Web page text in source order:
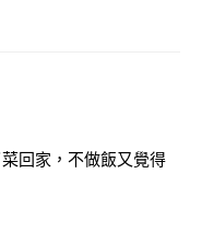
回家，不做飯又覺得